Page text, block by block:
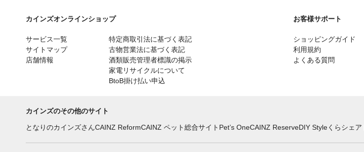
カインズオンラインショップ
サービス一覧
サイトマップ
店舗情報
特定商取引法に基づく表記
古物営業法に基づく表記
酒類販売管理者標識の掲示
家電リサイクルについて
BtoB掛け払い申込
お客様サポート
ショッピングガイド
利用規約
よくある質問
カインズのその他のサイト
となりのカインズさんCAINZ ReformCAINZ ペット総合サイト Pet’s OneCAINZ ReserveDIY Styleくらシェア